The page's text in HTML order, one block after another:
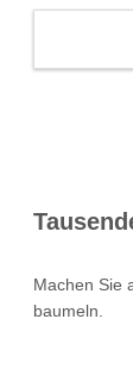
Machen Sie
baumeln.